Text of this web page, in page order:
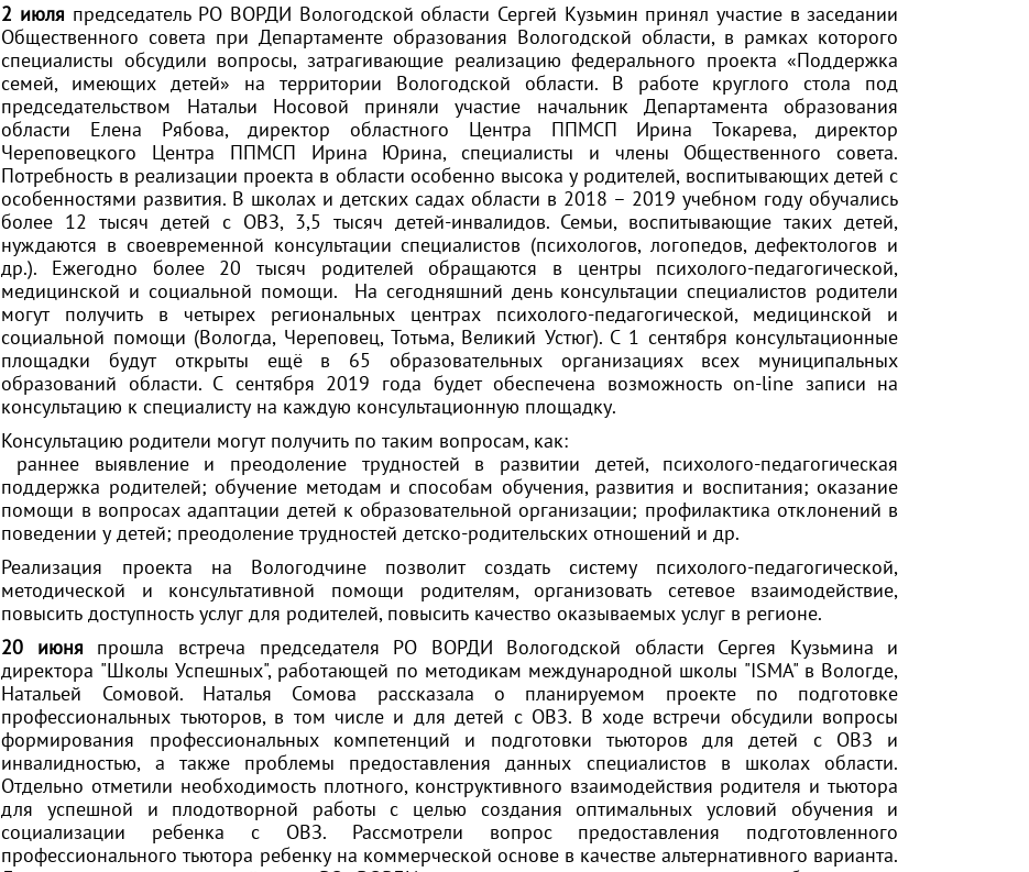
2 июля председатель РО ВОРДИ Вологодской области Сергей Кузьмин принял участие в заседании
Общественного совета при Департаменте образования Вологодской области, в рамках которого
специалисты обсудили вопросы, затрагивающие реализацию федерального проекта «Поддержка
семей, имеющих детей» на территории Вологодской области. В работе круглого стола под
председательством Натальи Носовой приняли участие начальник Департамента образования
области Елена Рябова, директор областного Центра ППМСП Ирина Токарева, директор
Череповецкого Центра ППМСП Ирина Юрина, специалисты и члены Общественного совета.
Потребность в реализации проекта в области особенно высока у родителей, воспитывающих детей с
особенностями развития. В школах и детских садах области в 2018 – 2019 учебном году обучались
более 12 тысяч детей с ОВЗ, 3,5 тысяч детей-инвалидов. Семьи, воспитывающие таких детей,
нуждаются в своевременной консультации специалистов (психологов, логопедов, дефектологов и
др.). Ежегодно более 20 тысяч родителей обращаются в центры психолого-педагогической,
медицинской и социальной помощи. На сегодняшний день консультации специалистов родители
могут получить в четырех региональных центрах психолого-педагогической, медицинской и
социальной помощи (Вологда, Череповец, Тотьма, Великий Устюг). С 1 сентября консультационные
площадки будут открыты ещё в 65 образовательных организациях всех муниципальных
образований области. С сентября 2019 года будет обеспечена возможность on-line записи на
консультацию к специалисту на каждую консультационную площадку.
Консультацию родители могут получить по таким вопросам, как:
раннее выявление и преодоление трудностей в развитии детей, психолого-педагогическая
поддержка родителей; обучение методам и способам обучения, развития и воспитания; оказание
помощи в вопросах адаптации детей к образовательной организации; профилактика отклонений в
поведении у детей; преодоление трудностей детско-родительских отношений и др.
Реализация проекта на Вологодчине позволит создать систему психолого-педагогической,
методической и консультативной помощи родителям, организовать сетевое взаимодействие,
повысить доступность услуг для родителей, повысить качество оказываемых услуг в регионе.
20 июня прошла встреча председателя РО ВОРДИ Вологодской области Сергея Кузьмина и
директора "Школы Успешных", работающей по методикам международной школы "ISMA" в Вологде,
Натальей Сомовой. Наталья Сомова рассказала о планируемом проекте по подготовке
профессиональных тьюторов, в том числе и для детей с ОВЗ. В ходе встречи обсудили вопросы
формирования профессиональных компетенций и подготовки тьюторов для детей с ОВЗ и
инвалидностью, а также проблемы предоставления данных специалистов в школах области.
Отдельно отметили необходимость плотного, конструктивного взаимодействия родителя и тьютора
для успешной и плодотворной работы с целью создания оптимальных условий обучения и
социализации ребенка с ОВЗ. Рассмотрели вопрос предоставления подготовленного
профессионального тьютора ребенку на коммерческой основе в качестве альтернативного варианта.